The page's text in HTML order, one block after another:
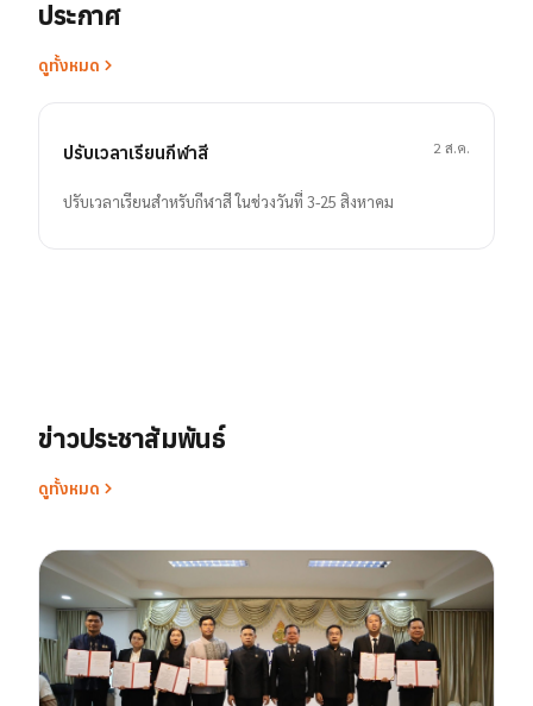
ประกาศ
ดูทั้งหมด
ปรับเวลาเรียนกีฬาสี
ปรับเวลาเรียนสำหรับกีฬาสี ในช่วงวันที่ 3-25 สิงหาคม
2 ส.ค.
ข่าวประชาสัมพันธ์
ดูทั้งหมด